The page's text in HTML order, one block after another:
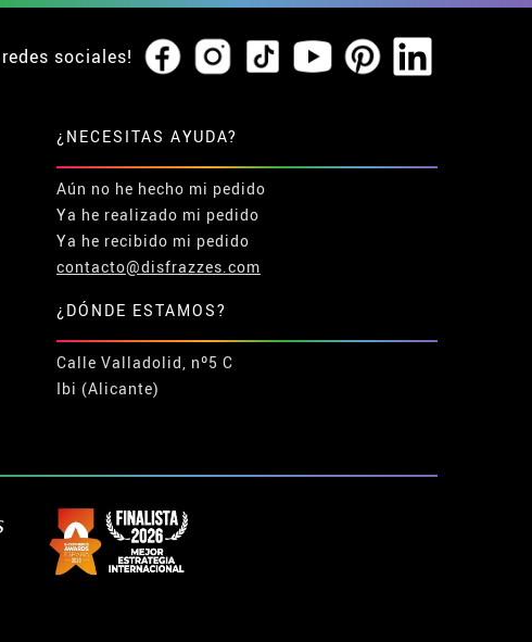
sociales!
¿NECESITAS AYUDA?
Aún no he hecho mi pedido
Ya he realizado mi pedido
Ya he recibido mi pedido
contacto@disfrazzes.com
¿DÓNDE ESTAMOS?
Calle Valladolid, nº5 C
Ibi (Alicante)